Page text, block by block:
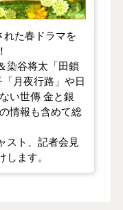
れた春ドラマを
染谷将太「田鎖
月夜行路」や日
い世傳 金と銀
情報も含めて総
スト、記者会見
ます。